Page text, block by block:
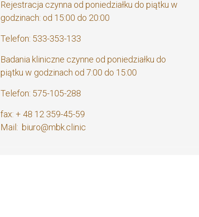
Rejestracja czynna od poniedziałku do piątku w
godzinach: od 15:00 do 20:00
Telefon: 533-353-133
Badania kliniczne czynne od poniedziałku do
piątku w godzinach od 7:00 do 15:00
Telefon: 575-105-288
fax: + 48 12 359-45-59
Mail: biuro@mbk.clinic